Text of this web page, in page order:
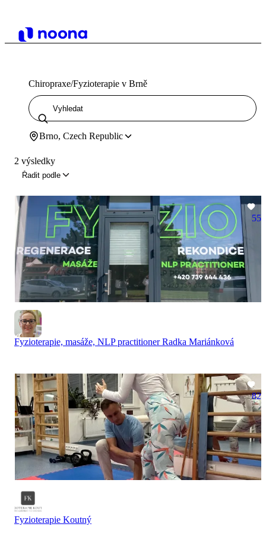
Chiropraxe/Fyzioterapie v Brně
Brno, Czech Republic
2 výsledky
Řadit podle
55
Fyzioterapie, masáže, NLP practitioner Radka Mariánková
82
Fyzioterapie Koutný